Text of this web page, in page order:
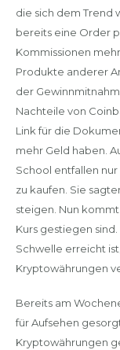
die sich dem Trend
bereits eine Order
Kommissionen
Produkte anderer
der
Nachteile von
Link für die
mehr Geld haben.
School entfallen
zu kaufen. Sie
steigen. Nun
Kurs gestiegen
Schwelle erreicht
Kryptowährungen
Bereits am
für Aufsehen
Kryptowährungen